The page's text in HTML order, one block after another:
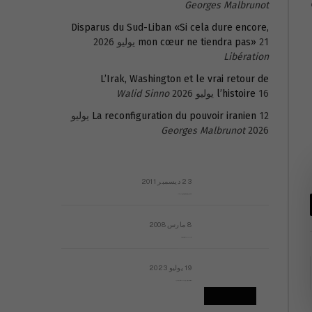
Georges Malbrunot
Disparus du Sud-Liban «Si cela dure encore,
mon cœur ne tiendra pas» 21 يوليو 2026
Libération
L’Irak, Washington et le vrai retour de
l’histoire 16 يوليو 2026
Walid Sinno
La reconfiguration du pouvoir iranien 12 يوليو
2026
Georges Malbrunot
23 ديسمبر 2011
8 مارس 2008
19 يوليو 2023